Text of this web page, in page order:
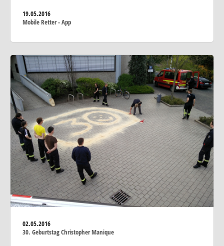
19.05.2016
Mobile Retter - App
02.05.2016
30. Geburtstag Christopher Manique